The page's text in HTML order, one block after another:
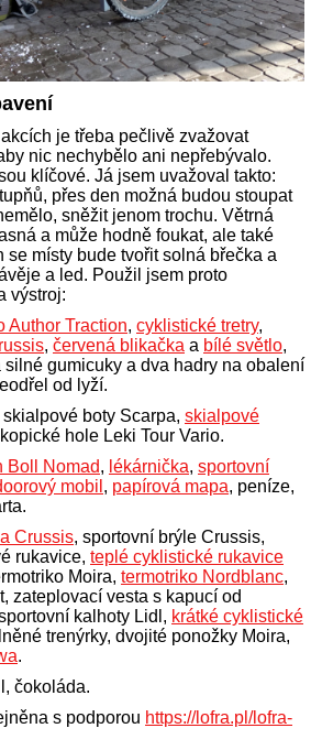
je třeba pečlivě zvažovat
nic nechybělo ani nepřebývalo.
klíčové. Já jsem uvažoval takto:
přes den možná budou stoupat
sněžit jenom trochu. Větrná
a může hodně foukat, ale také
se místy bude tvořit solná břečka a
a led. Použil jsem proto
výstroj:
Author Traction, cyklistické tretry,
, červená blikačka a bílé světlo,
gumicuky a dva hadry na obalení
od lyží.
skialpové boty Scarpa, skialpové
hole Leki Tour Vario.
Boll Nomad, lékárnička, sportovní
mobil , papírová mapa, peníze,
Crussis, sportovní brýle Crussis,
rukavice, teplé cyklistické rukavice
Moira, termotriko Nordblanc,
zateplovací vesta s kapucí od
kalhoty Lidl, krátké cyklistické
trenýrky, dvojité ponožky Moira,
.
čokoláda.
s podporou https://lofra.pl/lofra-